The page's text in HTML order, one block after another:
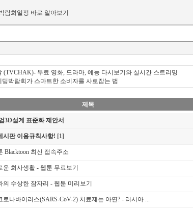
람회일정 바로 알아보기
(TVCHAK)- 무료 영화, 드라마, 예능 다시보기와 실시간 스트리밍
딩박람회가 스마트한 소비자를 사로잡는 법
제목
3D설계 표준화 제안서
시판 이용규칙사항! [1]
Blacktoon 최신 접속주소
운 회사생활 - 웹툰 무료보기
의 수상한 잠자리 - 웹툰 미리보기
로나바이러스(SARS-CoV-2) 치료제는 아연? - 러시아 ...